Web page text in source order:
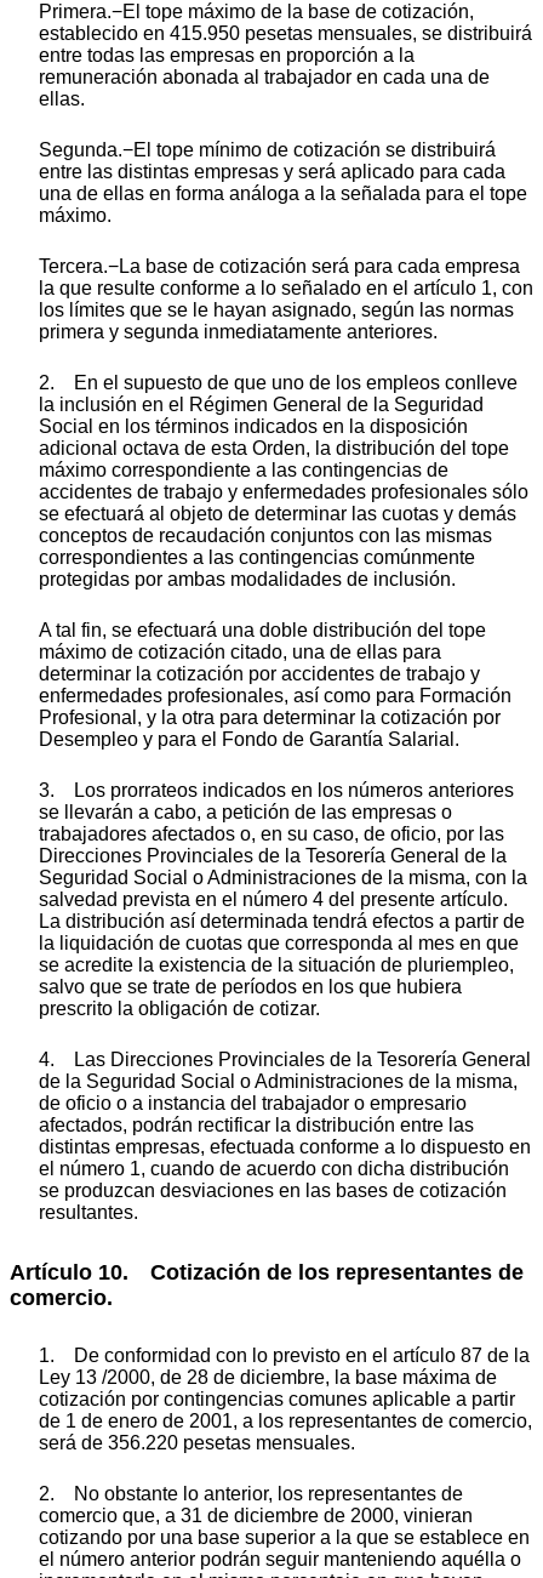
Primera.−El tope máximo de la base de cotización,
establecido en 415.950 pesetas mensuales, se distribuirá
entre todas las empresas en proporción a la
remuneración abonada al trabajador en cada una de
ellas.
Segunda.−El tope mínimo de cotización se distribuirá
entre las distintas empresas y será aplicado para cada
una de ellas en forma análoga a la señalada para el tope
máximo.
Tercera.−La base de cotización será para cada empresa
la que resulte conforme a lo señalado en el artículo 1, con
los límites que se le hayan asignado, según las normas
primera y segunda inmediatamente anteriores.
2. En el supuesto de que uno de los empleos conlleve
la inclusión en el Régimen General de la Seguridad
Social en los términos indicados en la disposición
adicional octava de esta Orden, la distribución del tope
máximo correspondiente a las contingencias de
accidentes de trabajo y enfermedades profesionales sólo
se efectuará al objeto de determinar las cuotas y demás
conceptos de recaudación conjuntos con las mismas
correspondientes a las contingencias comúnmente
protegidas por ambas modalidades de inclusión.
A tal fin, se efectuará una doble distribución del tope
máximo de cotización citado, una de ellas para
determinar la cotización por accidentes de trabajo y
enfermedades profesionales, así como para Formación
Profesional, y la otra para determinar la cotización por
Desempleo y para el Fondo de Garantía Salarial.
3. Los prorrateos indicados en los números anteriores
se llevarán a cabo, a petición de las empresas o
trabajadores afectados o, en su caso, de oficio, por las
Direcciones Provinciales de la Tesorería General de la
Seguridad Social o Administraciones de la misma, con la
salvedad prevista en el número 4 del presente artículo.
La distribución así determinada tendrá efectos a partir de
la liquidación de cuotas que corresponda al mes en que
se acredite la existencia de la situación de pluriempleo,
salvo que se trate de períodos en los que hubiera
prescrito la obligación de cotizar.
4. Las Direcciones Provinciales de la Tesorería General
de la Seguridad Social o Administraciones de la misma,
de oficio o a instancia del trabajador o empresario
afectados, podrán rectificar la distribución entre las
distintas empresas, efectuada conforme a lo dispuesto en
el número 1, cuando de acuerdo con dicha distribución
se produzcan desviaciones en las bases de cotización
resultantes.
Artículo 10. Cotización de los representantes de
comercio.
1. De conformidad con lo previsto en el artículo 87 de la
Ley 13 /2000, de 28 de diciembre, la base máxima de
cotización por contingencias comunes aplicable a partir
de 1 de enero de 2001, a los representantes de comercio,
será de 356.220 pesetas mensuales.
2. No obstante lo anterior, los representantes de
comercio que, a 31 de diciembre de 2000, vinieran
cotizando por una base superior a la que se establece en
el número anterior podrán seguir manteniendo aquélla o